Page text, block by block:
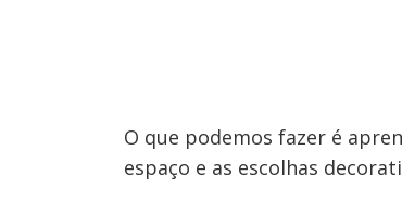
O que podemos fazer é
espaço e as escolhas